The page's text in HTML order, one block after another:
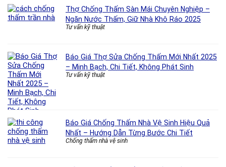
Thợ Chống Thấm Sàn Mái Chuyên Nghiệp –
Ngăn Nước Thấm, Giữ Nhà Khô Ráo 2025
Tư vấn kỹ thuật
Báo Giá Thợ Sửa Chống Thấm Mới Nhất 2025
– Minh Bạch, Chi Tiết, Không Phát Sinh
Tư vấn kỹ thuật
Báo Giá Chống Thấm Nhà Vệ Sinh Hiệu Quả
Nhất – Hướng Dẫn Từng Bước Chi Tiết
Chống thấm nhà vệ sinh